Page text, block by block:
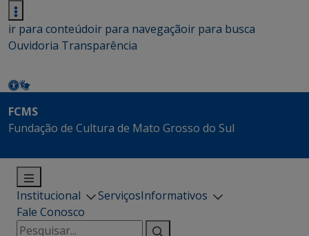
ir para conteúdoir para navegaçãoir para busca
Ouvidoria Transparência
FCMS
Fundação de Cultura de Mato Grosso do Sul
Institucional ServiçosInformativos
Fale Conosco
Pesquisar